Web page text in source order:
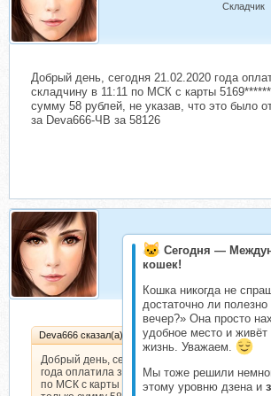
Сегодня —
кошек!
Кошка никогда не
достаточно ли
вечер?» Она просто
удобное место и
жизнь. Уважаем.
Мы тоже решили
этому уровню дзена и
Складчик
Добрый день, сегодня 21.02.2020 года
складчину в 11:11 по МСК с карты
сумму 58 рублей, не указав, что это было
за Deva666-ЧВ за 58126
Deva666
Deva666 сказал(а):
Добрый день, сегодня 21.02.2020
года оплатила за складчину в 11:11
по МСК с карты 5169********5629